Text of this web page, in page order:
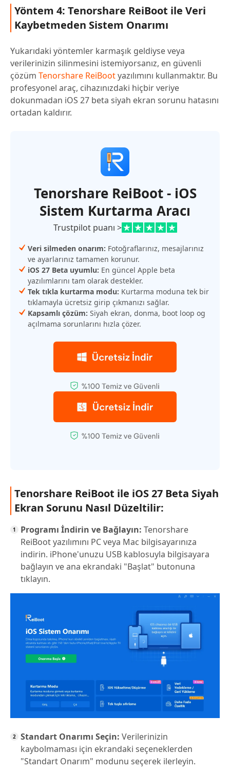
Yöntem 4: Tenorshare ReiBoot ile Veri
Kaybetmeden Sistem Onarımı
Yukarıdaki yöntemler karmaşık geldiyse veya
verilerinizin silinmesini istemiyorsanız, en güvenli
çözüm Tenorshare ReiBootyazılımını kullanmaktır. Bu
profesyonel araç, cihazınızdaki hiçbir veriye
dokunmadan iOS 27 beta siyah ekran sorunu hatasını
ortadan kaldırır.
Tenorshare ReiBoot - iOS
Sistem Kurtarma Aracı
Trustpilot puanı >
Veri silmeden onarım: Fotoğraflarınız, mesajlarınız
ve ayarlarınız tamamen korunur.
iOS 27 Beta uyumlu: En güncel Apple beta
yazılımlarını tam olarak destekler.
Tek tıkla kurtarma modu: Kurtarma moduna tek bir
tıklamayla ücretsiz girip çıkmanızı sağlar.
Kapsamlı çözüm: Siyah ekran, donma, boot loop og
açılmama sorunlarını hızla çözer.
Tenorshare ReiBoot ile iOS 27 Beta Siyah
Ekran Sorunu Nasıl Düzeltilir:
Programı İndirin ve Bağlayın: Tenorshare
ReiBoot yazılımını PC veya Mac bilgisayarınıza
indirin. iPhone'unuzu USB kablosuyla bilgisayara
bağlayın ve ana ekrandaki "Başlat" butonuna
tıklayın.
Standart Onarımı Seçin: Verilerinizin
kaybolmaması için ekrandaki seçeneklerden
"Standart Onarım" modunu seçerek ilerleyin.